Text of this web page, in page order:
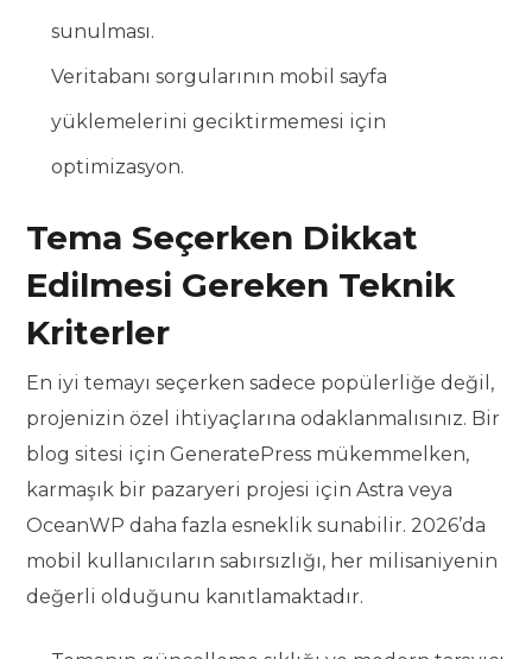
sunulması.
Veritabanı sorgularının mobil sayfa
yüklemelerini geciktirmemesi için
optimizasyon.
Tema Seçerken Dikkat
Edilmesi Gereken Teknik
Kriterler
En iyi temayı seçerken sadece popülerliğe değil,
projenizin özel ihtiyaçlarına odaklanmalısınız. Bir
blog sitesi için GeneratePress mükemmelken,
karmaşık bir pazaryeri projesi için Astra veya
OceanWP daha fazla esneklik sunabilir. 2026’da
mobil kullanıcıların sabırsızlığı, her milisaniyenin
değerli olduğunu kanıtlamaktadır.